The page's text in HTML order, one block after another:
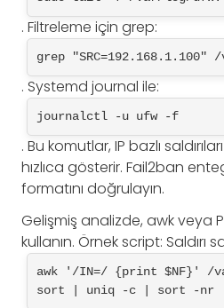
. Filtreleme için grep:
grep
. Systemd journal ile:
journalctl -u ufw -f
. Bu komutlar, IP bazlı
hızlıca gösterir. Fail2ban
formatını doğrulayın.
Gelişmiş analizde, awk veya
kullanın. Örnek script: Saldırı
awk '/IN=/ {print $NF}' /
sort | uniq -c | sort -nr